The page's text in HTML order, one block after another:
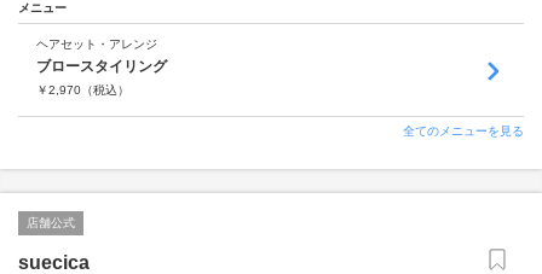
メニュー
ヘアセット・アレンジ
ブロースタイリング
￥2,970 （税込）
全てのメニューを見る
店舗公式
suecica